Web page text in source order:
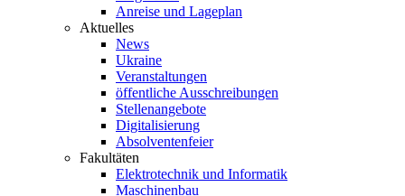
Anreise und Lageplan
Aktuelles
News
Ukraine
Veranstaltungen
öffentliche Ausschreibungen
Stellenangebote
Digitalisierung
Absolventenfeier
Fakultäten
Elektrotechnik und Informatik
Maschinenbau